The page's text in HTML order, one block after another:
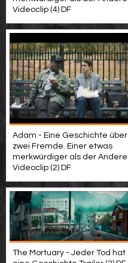
Videoclip (4) DF
Adam - Eine Geschichte über
zwei Fremde. Einer etwas
merkwürdiger als der Andere
Videoclip (2) DF
The Mortuary - Jeder Tod hat